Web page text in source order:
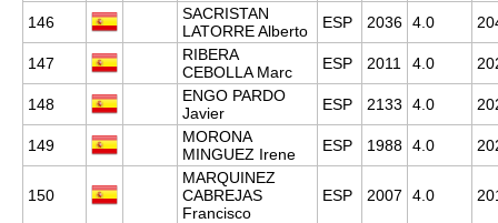
146
SACRISTAN
LATORRE Alberto
ESP 2036 4.0
147
RIBERA
CEBOLLA Marc
ESP 2011 4.0
148
ENGO PARDO
Javier
ESP 2133 4.0
149
MORONA
MINGUEZ Irene
ESP 1988 4.0
150
MARQUINEZ
CABREJAS
Francisco
ESP 2007 4.0